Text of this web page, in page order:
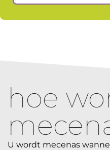
hoe
U wordt mecenas